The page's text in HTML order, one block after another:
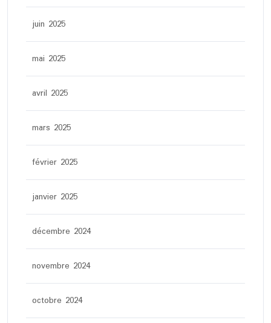
juin 2025
mai 2025
avril 2025
mars 2025
février 2025
janvier 2025
décembre 2024
novembre 2024
octobre 2024